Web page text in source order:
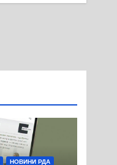
НОВИНИ РДА